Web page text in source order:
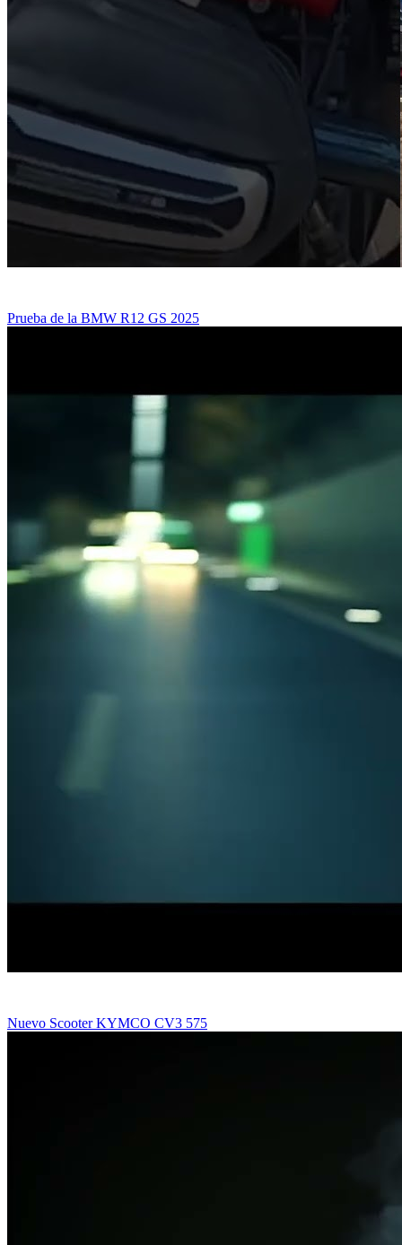
Prueba de la BMW R12 GS 2025
Nuevo Scooter KYMCO CV3 575